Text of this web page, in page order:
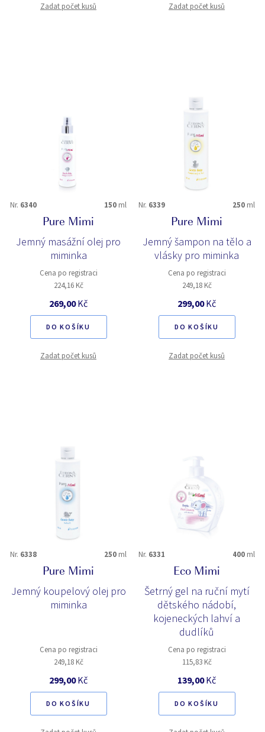
Zadat počet kusů Zadat počet kusů
Nr. 6340 150 ml
Pure Mimi
Jemný masážní olej pro
miminka
Cena po registraci
224,16 Kč
269,00Kč
DO KOŠÍKU
Zadat počet kusů
Nr. 6339 250 ml
Pure Mimi
Jemný šampon na tělo a
vlásky pro miminka
Cena po registraci
249,18 Kč
299,00Kč
DO KOŠÍKU
Zadat počet kusů
Nr. 6338 250 ml
Pure Mimi
Jemný koupelový olej pro
miminka
Cena po registraci
249,18 Kč
299,00Kč
DO KOŠÍKU
Nr. 6331 400 ml
Eco Mimi
Šetrný gel na ruční mytí
dětského nádobí,
kojeneckých lahví a
dudlíků
Cena po registraci
115,83 Kč
139,00Kč
DO KOŠÍKU